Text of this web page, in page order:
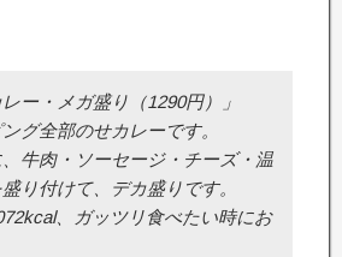
ー・メガ盛り（1290円）」
グ全部のせカレーです。
牛肉・ソーセージ・チーズ・温
り付けて、デカ盛りです。
、ガッツリ食べたい時にお